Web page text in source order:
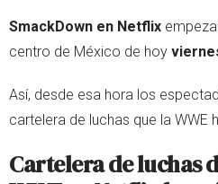
SmackDown en Netflix
centro de México de hoy
Así, desde esa hora los
cartelera de luchas que la WWE
Cartelera de luchas